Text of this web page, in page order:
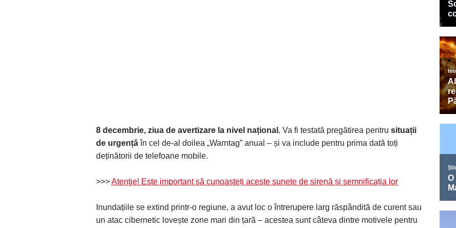
8 decembrie, ziua de avertizare la nivel național. Va fi testată pregătirea pentru situații
de urgențăîn cel de-al doilea „Warntag” anual – și va include pentru prima dată toți
deținătorii de telefoane mobile.
>>>Atenţie! Este important să cunoașteți aceste sunete de sirenă și semnificația lor
Inundațiile se extind printr-o regiune, a avut loc o întrerupere larg răspândită de curent sau
un atac cibernetic lovește zone mari din țară – acestea sunt câteva dintre motivele pentru